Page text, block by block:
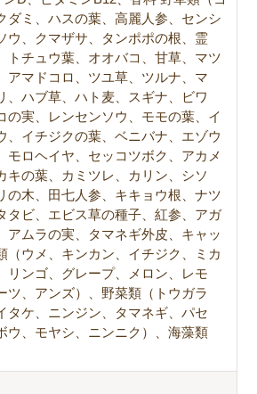
ダミ、ハスの葉、高麗人参、センシ
ウ、クマザサ、タンポポの根、霊
トチュウ葉、オオバコ、甘草、マツ
アマドコロ、ツユ草、ツルナ、マ
、ハブ草、ハト麦、スギナ、ビワ
の実、レンセンソウ、モモの葉、イ
、イチジクの葉、ベニバナ、エゾウ
モロヘイヤ、セッコツボク、アカメ
キの葉、カミツレ、カリン、シソ
の木、田七人参、キキョウ根、ナツ
タビ、エビス草の種子、紅参、アガ
アムラの実、タマネギ外皮、キャッ
（ウメ、キンカン、イチジク、ミカ
リンゴ、グレープ、メロン、レモ
ツ、アンズ）、野菜類（トウガラ
タケ、ニンジン、タマネギ、パセ
ウ、モヤシ、ニンニク）、海藻類